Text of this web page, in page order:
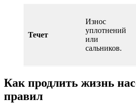
Течет
Износ
уплотнений
или
сальников.
Как продлить жизнь
правил